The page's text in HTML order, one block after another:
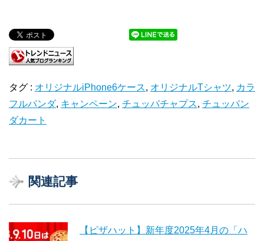
タグ : オリジナルiPhone6ケース, オリジナルTシャツ, カラ
フルパンダ, キャンペーン, チュッパチャプス, チュッパン
ダカート
関連記事
【ピザハット】新年度2025年4月の「ハ